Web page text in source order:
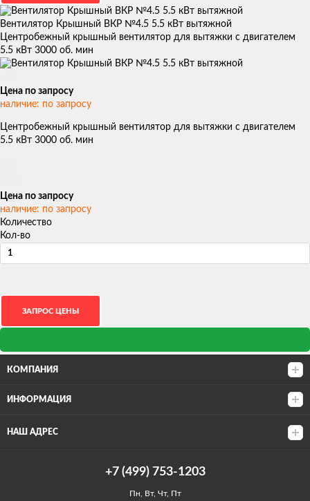
Вентилятор Крышный ВКР №4.5 5.5 кВт вытяжной
Центробежный крышный вентилятор для вытяжки с двигателем
5.5 кВт 3000 об. мин
Цена по запросу
наличие: по запросу
Центробежный крышный вентилятор для вытяжки с двигателем
5.5 кВт 3000 об. мин
Цена по запросу
наличие: по запросу
Количество
Кол-во
КОМПАНИЯ
ИНФОРМАЦИЯ
НАШ АДРЕС
+7 (499) 753-1203
Пн, Вт, Чт, Пт